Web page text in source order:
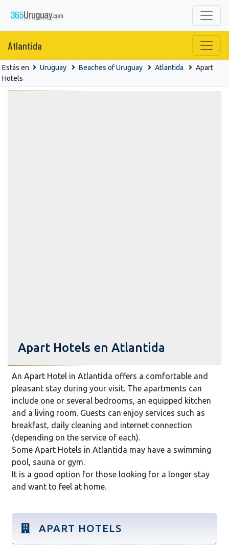
Atlantida
Estás en Uruguay Beaches of Uruguay Atlantida
Apart
Hotels
Apart Hotels en Atlantida
An Apart Hotel in Atlantida offers a comfortable and
pleasant stay during your visit. The apartments can
include one or several bedrooms, an equipped kitchen
and a living room. Guests can enjoy services such as
breakfast, daily cleaning and internet connection
(depending on the service of each).
Some Apart Hotels in Atlantida may have a swimming
pool, sauna or gym.
It is a good option for those looking for a longer stay
and want to feel at home.
APART HOTELS